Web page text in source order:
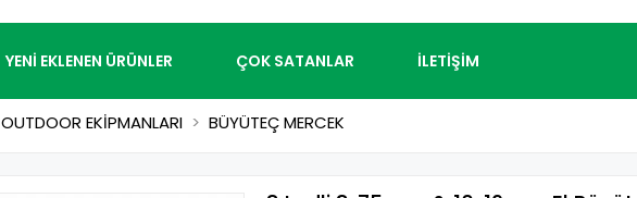
YENİ EKLENEN ÜRÜNLER ÇOK SATANLAR İLETİŞİM
OUTDOOR EKİPMANLARI BÜYÜTEÇ MERCEK